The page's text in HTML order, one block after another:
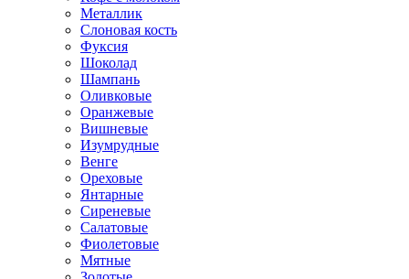
Металлик
Слоновая кость
Фуксия
Шоколад
Шампань
Оливковые
Оранжевые
Вишневые
Изумрудные
Венге
Ореховые
Янтарные
Сиреневые
Салатовые
Фиолетовые
Мятные